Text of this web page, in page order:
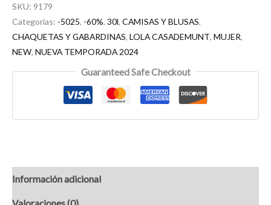
SKU: 9179
Categorías: -5025, -60%, 30l, CAMISAS Y BLUSAS,
CHAQUETAS Y GABARDINAS, LOLA CASADEMUNT, MUJER,
NEW, NUEVA TEMPORADA 2024
Guaranteed Safe Checkout
Información adicional